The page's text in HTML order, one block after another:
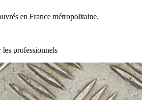
en France métropolitaine.
professionnels